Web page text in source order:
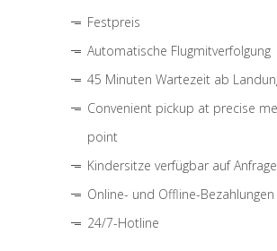
Festpreis
Automatische Flugmitverfolgung
45 Minuten Wartezeit ab
Convenient pickup at precise
point
Kindersitze verfügbar auf Anfrage
Online- und Offline-Bezahlungen
24/7-Hotline